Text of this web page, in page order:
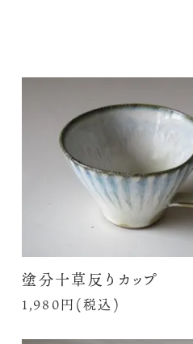
塗分十草反りカップ
1,980円(税込)